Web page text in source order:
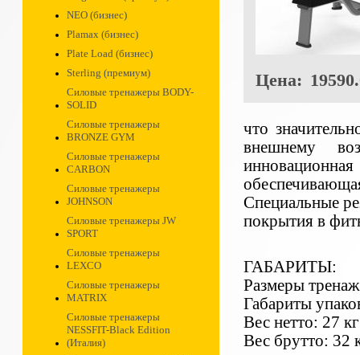
NEO (бизнес)
Plamax (бизнес)
Plate Load (бизнес)
Sterling (премиум)
Силовые тренажеры BODY-
SOLID
Силовые тренажеры
BRONZE GYM
Силовые тренажеры
CARBON
Силовые тренажеры
JOHNSON
Силовые тренажеры JW
SPORT
Силовые тренажеры
LEXCO
Силовые тренажеры
MATRIX
Силовые тренажеры
NESSFIT-Black Edition
(Италия)
Цена:
что
внешнему
Специальные
покрытия в
ГАБАРИТЫ:
Размеры
Габариты
Вес нетто: 27 кг
Вес брутто: 32